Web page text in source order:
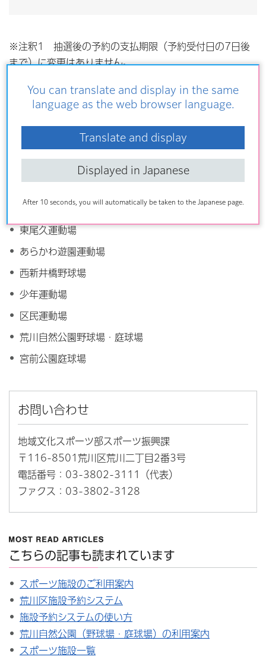
You can translate and display in the same
language as the web browser language.
Translate and display
Displayed in Japanese
After 10 seconds, you will automatically be taken to the Japanese page.
※注釈1 抽選後の予約の支払期限（予約受付日の7日後
まで）に変更はありません。
※注釈2 窓口でお支払いただく場合は、荒川総合スポー
ツセンターは支払期限の午後9時30分まで、あらかわ遊園
変更対象の屋外運動場
南千住野球場
東尾久運動場
あらかわ遊園運動場
西新井橋野球場
少年運動場
区民運動場
荒川自然公園野球場・庭球場
宮前公園庭球場
お問い合わせ
地域文化スポーツ部スポーツ振興課
〒116-8501荒川区荒川二丁目2番3号
電話番号：03-3802-3111（代表）
ファクス：03-3802-3128
こちらの記事も読まれています
スポーツ施設のご利用案内
荒川区施設予約システム
施設予約システムの使い方
荒川自然公園（野球場・庭球場）の利用案内
スポーツ施設一覧